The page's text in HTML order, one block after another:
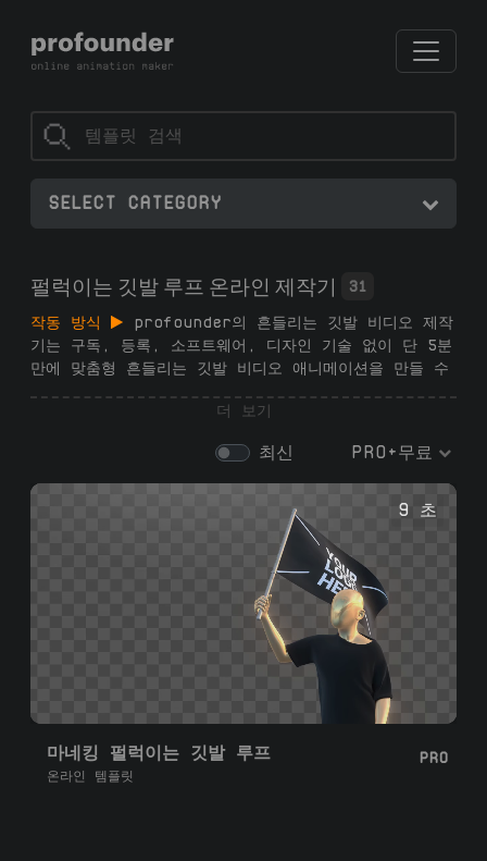
SELECT CATEGORY
펄럭이는 깃발 루프 온라인 제작기 31
작동 방식
profounder의 흔들리는 깃발 비디오 제작
기는 구독, 등록, 소프트웨어, 디자인 기술 없이 단 5분
만에 맞춤형 흔들리는 깃발 비디오 애니메이션을 만들 수
에서 선택하고, 이미지를 업로드하고, 애니메이션을 사용
운로드하세요. 유튜브, 소셜 미디어, 프레젠테이션 및 브
랜딩에 적합합니다.
더 보기
최신 PRO+무료
9 초
마네킹 펄럭이는 깃발 루프
온라인 템플릿
PRO